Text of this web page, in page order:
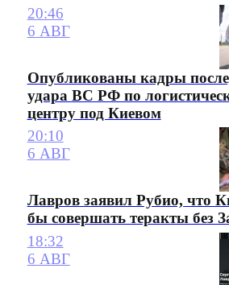
20:46
6 АВГ
Опубликованы кадры
удара ВС РФ по
центру под Киевом
20:10
6 АВГ
Лавров заявил Рубио, что
бы совершать теракты без
18:32
6 АВГ